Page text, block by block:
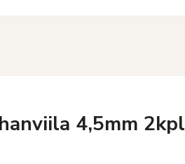
4,5mm 2kpl